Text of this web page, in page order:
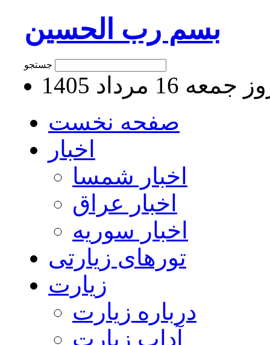
بسم رب الحسین
16 مرداد 1405
صفحه نخست
اخبار
اخبار شمسا
اخبار عراق
اخبار سوریه
تورهای زیارتی
زیارت
درباره زیارت
آداب زیارت